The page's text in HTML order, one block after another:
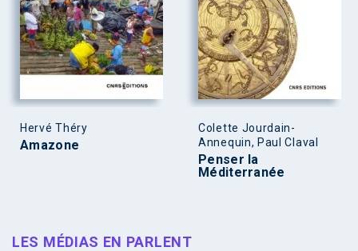
Hervé Théry
Amazone
Colette Jourdain-
Annequin, Paul Claval
Penser la
Méditerranée
LES MÉDIAS EN PARLENT